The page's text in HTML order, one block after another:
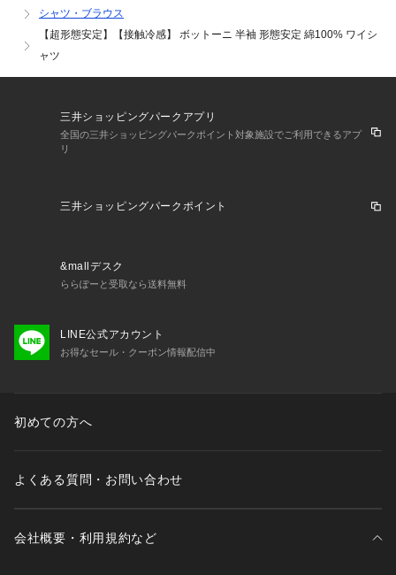
シャツ・ブラウス
【超形態安定】【接触冷感】 ボットーニ 半袖 形態安定 綿100% ワイシ
ャツ
三井ショッピングパークアプリ
全国の三井ショッピングパークポイント対象施設でご利用できるアプ
リ
三井ショッピングパークポイント
&mallデスク
ららぽーと受取なら送料無料
LINE公式アカウント
お得なセール・クーポン情報配信中
初めての方へ
よくある質問・お問い合わせ
会社概要・利用規約など